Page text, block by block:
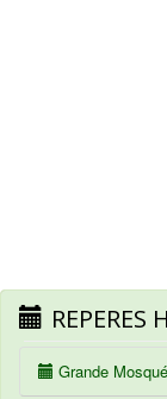
REPERES
Grande